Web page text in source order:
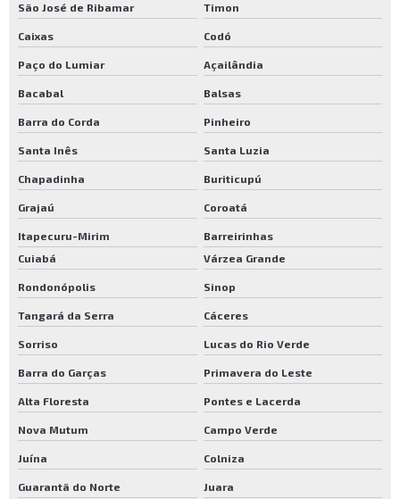
São José de Ribamar Timon
Caixas Codó
Paço do Lumiar Açailândia
Bacabal Balsas
Barra do Corda Pinheiro
Santa Inês Santa Luzia
Chapadinha Buriticupú
Grajaú Coroatá
Itapecuru-Mirim
Barreirinhas
Cuiabá
Várzea Grande
Rondonópolis Sinop
Tangará da Serra Cáceres
Sorriso Lucas do Rio Verde
Barra do Garças Primavera do Leste
Alta Floresta Pontes e Lacerda
Nova Mutum Campo Verde
Juína Colniza
Guarantã do Norte Juara